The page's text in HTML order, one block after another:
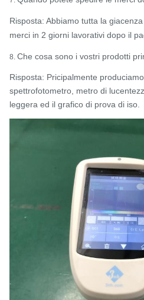
Risposta: Abbiamo tutta la
merci in 2 giorni lavorativi dopo il
8. Che cosa sono i vostri prodotti
Risposta: Pricipalmente
spettrofotometro, metro di
leggera ed il grafico di prova di iso.